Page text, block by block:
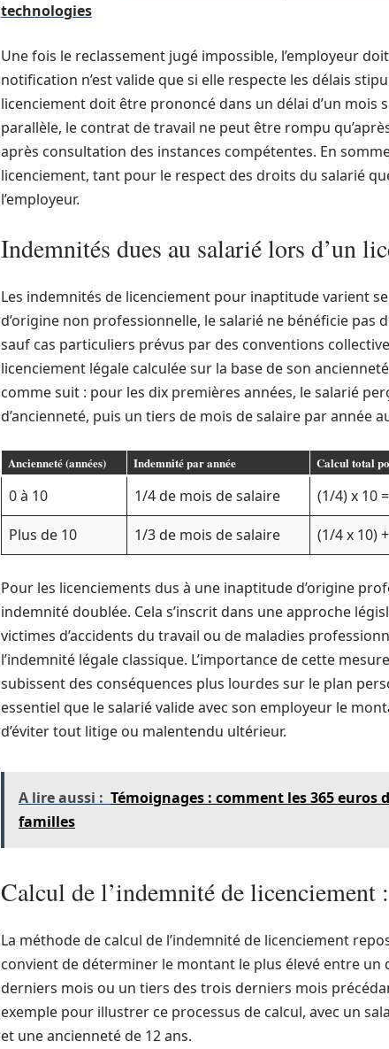
technologies
Une fois le reclassement jugé impossible, l’employeur
notification n’est valide que si elle respecte les délais
licenciement doit être prononcé dans un délai d’un mois
parallèle, le contrat de travail ne peut être rompu
après consultation des instances compétentes. En
licenciement, tant pour le respect des droits du salarié
l’employeur.
Indemnités dues au salarié lors d’un
Les indemnités de licenciement pour inaptitude varient
d’origine non professionnelle, le salarié ne bénéficie pas
sauf cas particuliers prévus par des conventions
licenciement légale calculée sur la base de son
comme suit : pour les dix premières années, le salarié
d’ancienneté, puis un tiers de mois de salaire par année
Ancienneté (années) Indemnité par année Calcul total
0 à 10 1/4 de mois de salaire
(1/4) x 10
Plus de 10
1/3 de mois de salaire (1/4 x 10)
Pour les licenciements dus à une inaptitude d’origine
indemnité doublée. Cela s’inscrit dans une approche
victimes d’accidents du travail ou de maladies
l’indemnité légale classique. L’importance de cette
subissent des conséquences plus lourdes sur le plan
essentiel que le salarié valide avec son employeur le
d’éviter tout litige ou malentendu ultérieur.
A lire aussi : Témoignages : comment les 365 euros
familles
Calcul de l’indemnité de licenciement
La méthode de calcul de l’indemnité de licenciement
convient de déterminer le montant le plus élevé entre
derniers mois ou un tiers des trois derniers mois
exemple pour illustrer ce processus de calcul, avec un
et une ancienneté de 12 ans.